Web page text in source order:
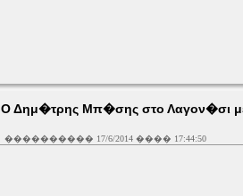
Ο Δημ�τρης Μπ�σης στο Λαγον�σι
���������� 17/6/2014 ���� 17:44:50